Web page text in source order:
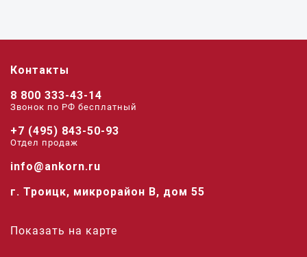
Контакты
8 800 333-43-14
Звонок по РФ беcплатный
+7 (495) 843-50-93
Отдел продаж
info@ankorn.ru
г. Троицк, микрорайон В, дом 55
Показать на карте